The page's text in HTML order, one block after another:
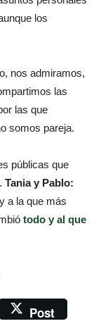
los
nos admiramos,
las
las que
somos pareja.
públicas que
Tania y Pablo:
a la que más
todo y al que
Post